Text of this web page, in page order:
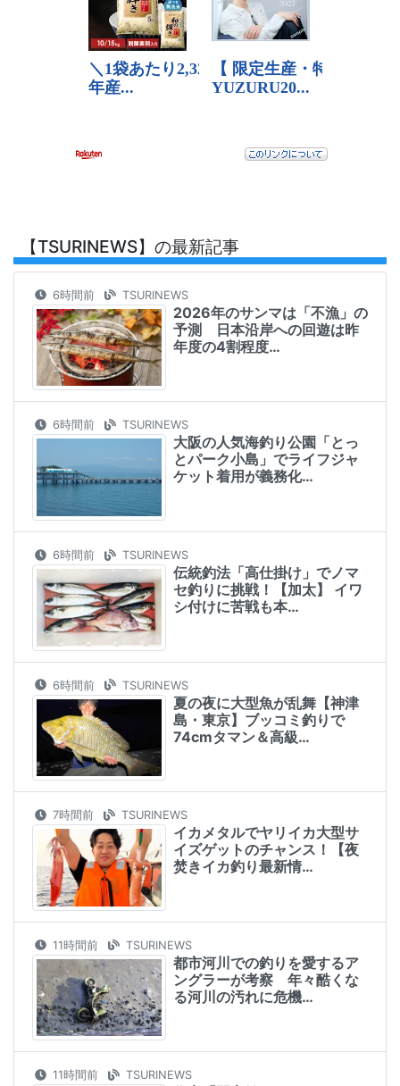
【TSURINEWS】の最新記事
6時間前 TSURINEWS
2026年のサンマは「不漁」の
予測 日本沿岸への回遊は昨
年度の4割程度…
6時間前 TSURINEWS
大阪の人気海釣り公園「とっ
とパーク小島」でライフジャ
ケット着用が義務化…
6時間前 TSURINEWS
伝統釣法「高仕掛け」でノマ
セ釣りに挑戦！【加太】 イワ
シ付けに苦戦も本…
6時間前 TSURINEWS
夏の夜に大型魚が乱舞【神津
島・東京】ブッコミ釣りで
74cmタマン＆高級…
7時間前 TSURINEWS
イカメタルでヤリイカ大型サ
イズゲットのチャンス！【夜
焚きイカ釣り最新情…
11時間前 TSURINEWS
都市河川での釣りを愛するア
ングラーが考察 年々酷くな
る河川の汚れに危機…
11時間前 TSURINEWS